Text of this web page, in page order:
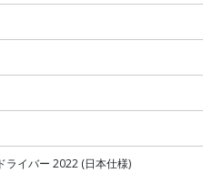
ライバー 2022 (日本仕様)